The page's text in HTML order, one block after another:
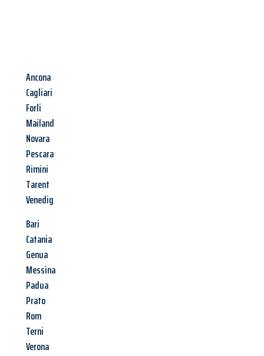
Ancona
Cagliari
Forli
Mailand
Novara
Pescara
Rimini
Tarent
Venedig
Bari
Catania
Genua
Messina
Padua
Prato
Rom
Terni
Verona